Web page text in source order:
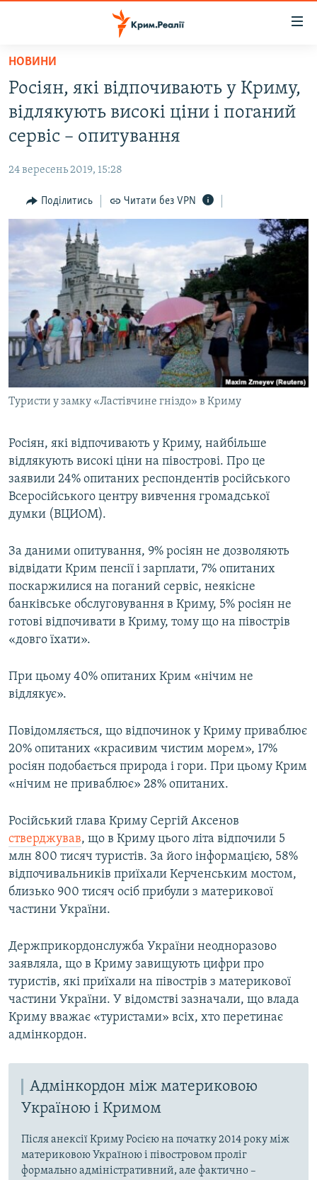
Перейти
основного
матеріалу
Перейти
до
основної
навігації
Перейти
до
пошуку
ВОДА.КРИМ
ВІДЕО ТА ФОТО
БЛОГИ
ПОГЛЯД
ІНТЕРВ'Ю
ВСЕ ЗА ДЕНЬ
СПЕЦПРОЕКТИ
ДЕПОРТАЦІЯ
ВІДЕОУРОКИ «ELIFBE»
СВІДЧЕННЯ ОКУПАЦІЇ
УКРАЇНСЬКА ПРОБЛЕМА КРИМУ
ІНФОГРАФІКА
ЯК ОБІЙТИ БЛОКУВАННЯ
Русский
Qırımtatar
ДОЛУЧАЙСЯ!
Усі сайти RFE/RL
НОВИНИ
Росіян, які відпочивають у Криму,
відлякують високі ціни і поганий
сервіс – опитування
24 вересень 2019, 15:28
Поділитись Читати без VPN
Туристи у замку «Ластівчине гніздо» в Криму
Росіян, які відпочивають у Криму, найбільше
відлякують високі ціни на півострові. Про це
заявили 24% опитаних респондентів російського
Всеросійського центру вивчення громадської
думки (ВЦИОМ).
За даними опитування, 9% росіян не дозволяють
відвідати Крим пенсії і зарплати, 7% опитаних
поскаржилися на поганий сервіс, неякісне
банківське обслуговування в Криму, 5% росіян не
готові відпочивати в Криму, тому що на півострів
«довго їхати».
При цьому 40% опитаних Крим «нічим не
відлякує».
Повідомляється, що відпочинок у Криму приваблює
20% опитаних «красивим чистим морем», 17%
росіян подобається природа і гори. При цьому Крим
«нічим не приваблює» 28% опитаних.
Російський глава Криму Сергій Аксенов
стверджував, що в Криму цього літа відпочили 5
млн 800 тисяч туристів. За його інформацією, 58%
відпочивальників приїхали Керченським мостом,
близько 900 тисяч осіб прибули з материкової
частини України.
Держприкордонслужба України неодноразово
заявляла, що в Криму завищують цифри про
туристів, які приїхали на півострів з материкової
частини України. У відомстві зазначали, що влада
Криму вважає «туристами» всіх, хто перетинає
адмінкордон.
Адмінкордон між материковою
Україною і Кримом
Після анексії Криму Росією на початку 2014 року між
материковою Україною і півостровом проліг
формально адміністративний, але фактично –